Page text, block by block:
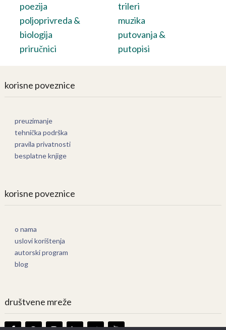
poezija
poljoprivreda &
biologija
priručnici
trileri
muzika
putovanja &
putopisi
korisne poveznice
preuzimanje
tehnička podrška
pravila privatnosti
besplatne knjige
korisne poveznice
o nama
uslovi korištenja
autorski program
blog
društvene mreže